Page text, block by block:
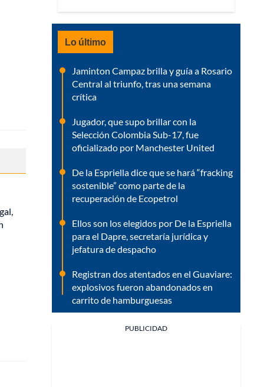
Lo último
Jaminton Campaz brilla y guía a Rosario
Central al triunfo, tras una semana
crítica
Jugador, que supo brillar con la
Selección Colombia Sub-17, fue
oficializado por Manchester United
De la Espriella dice que se hará “fracking
sostenible” como parte de la
recuperación de Ecopetrol
Ellos son los elegidos por De la Espriella
para el Dapre, secretaría jurídica y
jefatura de despacho
Registran dos atentados en el Guaviare:
explosivos fueron abandonados en
carrito de hamburguesas
PUBLICIDAD